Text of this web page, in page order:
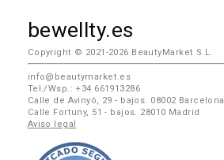
bewellty.es
Copyright © 2021-2026 BeautyMarket S.L.
info@beautymarket.es
Tel./Wsp.: +34 661913286
Calle de Avinyó, 29 - bajos. 08002 Barcelona
Calle Fortuny, 51 - bajos. 28010 Madrid
Aviso legal